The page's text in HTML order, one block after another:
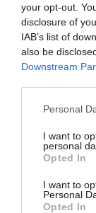
your opt-out.
disclosure of
IAB’s list of
also be
Downstream
Please note
not limited to
grant or deny
use your data
consent section.
Personal
I want to
personal
Opted In
I want to
Personal
Opted In
ΠΑΥΛΟΣ